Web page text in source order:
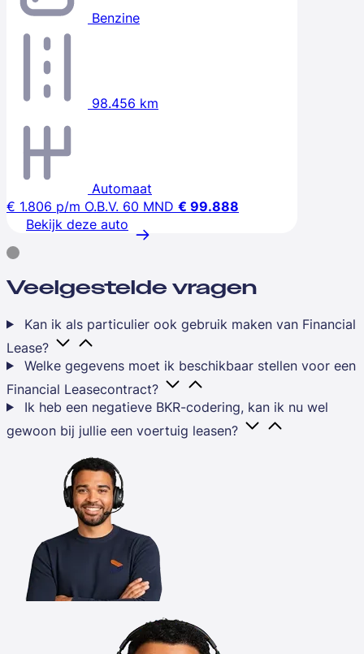
Benzine
98.456 km
Automaat
€ 1.806 p/m O.B.V. 60 MND € 99.888
Bekijk deze auto
Veelgestelde vragen
Kan ik als particulier ook gebruik maken van Financial
Lease?
Welke gegevens moet ik beschikbaar stellen voor een
Financial Leasecontract?
Ik heb een negatieve BKR-codering, kan ik nu wel
gewoon bij jullie een voertuig leasen?